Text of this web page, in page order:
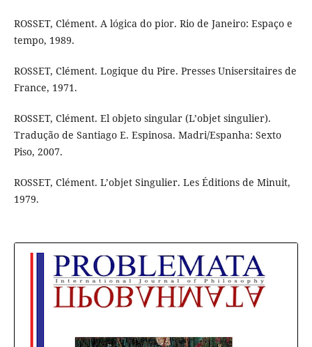
ROSSET, Clément. A lógica do pior. Rio de Janeiro: Espaço e
tempo, 1989.
ROSSET, Clément. Logique du Pire. Presses Unisersitaires de
France, 1971.
ROSSET, Clément. El objeto singular (L’objet singulier).
Tradução de Santiago E. Espinosa. Madri/Espanha: Sexto
Piso, 2007.
ROSSET, Clément. L’objet Singulier. Les Éditions de Minuit,
1979.